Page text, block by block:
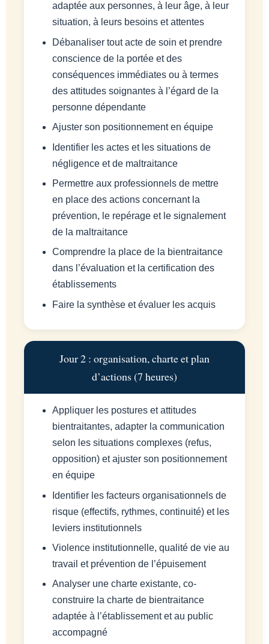
adaptée aux personnes, à leur âge, à leur
situation, à leurs besoins et attentes
Débanaliser tout acte de soin et prendre
conscience de la portée et des
conséquences immédiates ou à termes
des attitudes soignantes à l’égard de la
personne dépendante
Ajuster son positionnement en équipe
Identifier les actes et les situations de
négligence et de maltraitance
Permettre aux professionnels de mettre
en place des actions concernant la
prévention, le repérage et le signalement
de la maltraitance
Comprendre la place de la bientraitance
dans l’évaluation et la certification des
établissements
Faire la synthèse et évaluer les acquis
Jour 2 : organisation, charte et plan
d’actions (7 heures)
Appliquer les postures et attitudes
bientraitantes, adapter la communication
selon les situations complexes (refus,
opposition) et ajuster son positionnement
en équipe
Identifier les facteurs organisationnels de
risque (effectifs, rythmes, continuité) et les
leviers institutionnels
Violence institutionnelle, qualité de vie au
travail et prévention de l’épuisement
Analyser une charte existante, co-
construire la charte de bientraitance
adaptée à l’établissement et au public
accompagné